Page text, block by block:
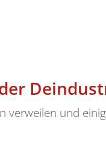
verweilen und